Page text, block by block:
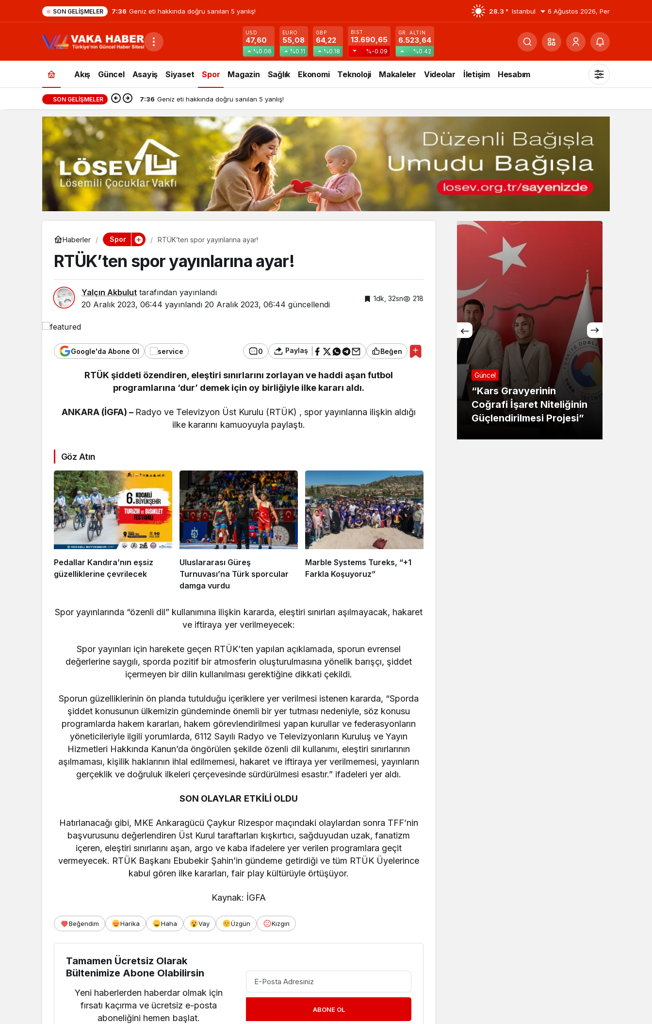
SON GELIŞMELER 7:36 Geniz eti hakkında doğru sanılan 5 yanlış! 28.3 ° Istanbul 6 Ağustos 2026, Per
USD
47,60
%0.06
EURO
55,08
%0.11
GBP
64,22
%0.18
BIST
13.690,65
%-0.09
GR. ALTIN
6.523,64
%0.42
Akış Güncel Asayiş Siyaset Spor Magazin Sağlık Ekonomi Teknoloji Makaleler Videolar İletişim Hesabım
Mod
değiştir
Gündüz modunu seçin.
Gece Modu
Sistem modunu seçin.
SON GELIŞMELER 7:36 Geniz eti hakkında doğru sanılan 5 yanlış!
Haberler Spor RTÜK’ten spor yayınlarına ayar!
RTÜK’ten spor yayınlarına ayar!
Yalçın Akbulut tarafından yayınlandı
20 Aralık 2023, 06:44 yayınlandı 20 Aralık 2023, 06:44 güncellendi
1dk, 32sn 218
Google'da Abone Ol 0 Paylaş Beğen
RTÜK şiddeti özendiren, eleştiri sınırlarını zorlayan ve haddi aşan futbol
programlarına ‘dur’ demek için oy birliğiyle ilke kararı aldı.
ANKARA (İGFA) – Radyo ve Televizyon Üst Kurulu (RTÜK) , spor yayınlarına ilişkin aldığı
ilke kararını kamuoyuyla paylaştı.
Göz Atın
Pedallar Kandıra’nın eşsiz
güzelliklerine çevrilecek
Uluslararası Güreş
Turnuvası’na Türk sporcular
damga vurdu
Marble Systems Tureks, “+1
Farkla Koşuyoruz”
Spor yayınlarında “özenli dil” kullanımına ilişkin kararda, eleştiri sınırları aşılmayacak, hakaret
ve iftiraya yer verilmeyecek:
Spor yayınları için harekete geçen RTÜK’ten yapılan açıklamada, sporun evrensel
değerlerine saygılı, sporda pozitif bir atmosferin oluşturulmasına yönelik barışçı, şiddet
içermeyen bir dilin kullanılması gerektiğine dikkati çekildi.
Sporun güzelliklerinin ön planda tutulduğu içeriklere yer verilmesi istenen kararda, “Sporda
şiddet konusunun ülkemizin gündeminde önemli bir yer tutması nedeniyle, söz konusu
programlarda hakem kararları, hakem görevlendirilmesi yapan kurullar ve federasyonların
yöneticileriyle ilgili yorumlarda, 6112 Sayılı Radyo ve Televizyonların Kuruluş ve Yayın
Hizmetleri Hakkında Kanun’da öngörülen şekilde özenli dil kullanımı, eleştiri sınırlarının
aşılmaması, kişilik haklarının ihlal edilmemesi, hakaret ve iftiraya yer verilmemesi, yayınların
gerçeklik ve doğruluk ilkeleri çerçevesinde sürdürülmesi esastır.” ifadeleri yer aldı.
SON OLAYLAR ETKİLİ OLDU
Hatırlanacağı gibi, MKE Ankaragücü Çaykur Rizespor maçındaki olaylardan sonra TFF’nin
başvurusunu değerlendiren Üst Kurul taraftarları kışkırtıcı, sağduyudan uzak, fanatizm
içeren, eleştiri sınırlarını aşan, argo ve kaba ifadelere yer verilen programlara geçit
vermeyecek. RTÜK Başkanı Ebubekir Şahin’in gündeme getirdiği ve tüm RTÜK Üyelerince
kabul gören ilke kararları, fair play kültürüyle örtüşüyor.
Kaynak: İGFA
Beğendim Harika Haha Vay Üzgün Kızgın
Tamamen Ücretsiz Olarak
Bültenimize Abone Olabilirsin
Yeni haberlerden haberdar olmak için
fırsatı kaçırma ve ücretsiz e-posta
aboneliğini hemen başlat.
ABONE OL
Sağlık
doğru sanılan 5 yanlış!
Güncel
“Kars Gravyerinin
Coğrafi İşaret Niteliğinin
Güçlendirilmesi Projesi”